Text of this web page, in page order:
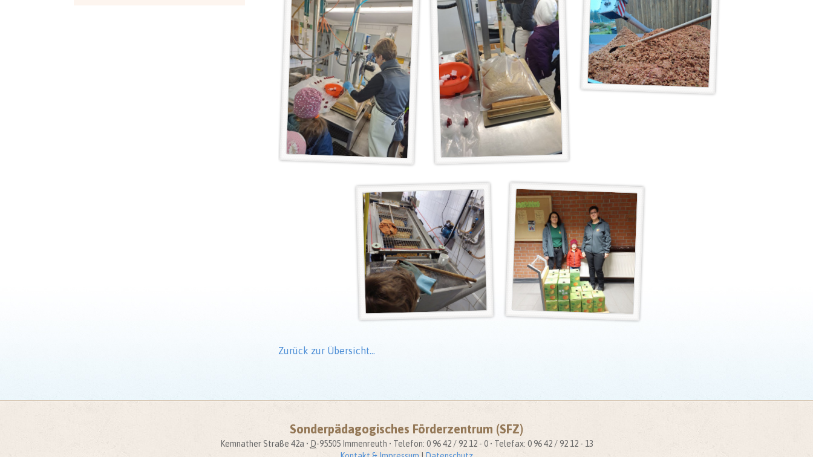
Zurück zur Übersicht…
Sonderpädagogisches Förderzentrum (SFZ)
Kemnather Straße 42a • D-95505 Immenreuth • Telefon: 0 96 42 / 92 12 - 0 • Telefax: 0 96 42 / 92 12 - 13